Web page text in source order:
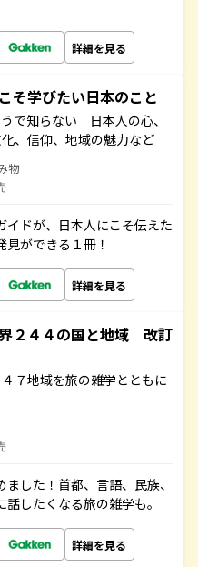
詳細を見る
そ学びたい日本のこと
で知らない 日本人の心、
、信仰、地域の魅力など
物
イドが、日本人にこそ伝えた
ができる１冊！
詳細を見る
２４４の国と地域 改訂
７地域を旅の雑学とともに
した！首都、言語、民族、
したくなる旅の雑学も。
詳細を見る